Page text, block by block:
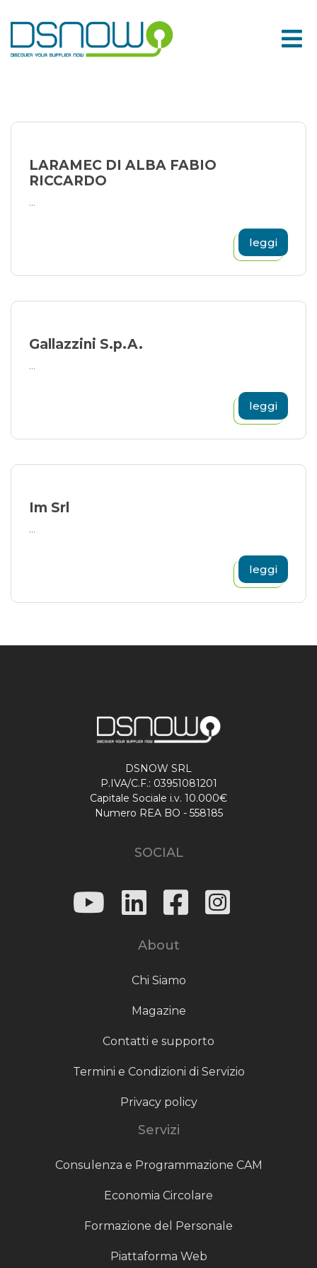
to
content
LARAMEC DI ALBA FABIO
RICCARDO
...
leggi
Gallazzini S.p.A.
...
leggi
Im Srl
...
leggi
DSNOW SRL
P.IVA/C.F.: 03951081201
Capitale Sociale i.v. 10.000€
Numero REA BO - 558185
SOCIAL
About
Chi Siamo
Magazine
Contatti e supporto
Termini e Condizioni di Servizio
Privacy policy
Servizi
Consulenza e Programmazione CAM
Economia Circolare
Formazione del Personale
Piattaforma Web